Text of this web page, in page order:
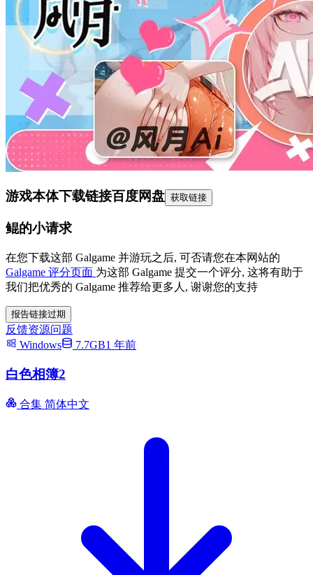
游戏本体下载链接百度网盘 获取链接
鲲的小请求
在您下载这部 Galgame 并游玩之后, 可否请您在本网站的
Galgame 评分页面 为这部 Galgame 提交一个评分, 这将有助于
我们把优秀的 Galgame 推荐给更多人, 谢谢您的支持
报告链接过期
反馈资源问题
Windows
7.7GB1 年前
白色相簿2
合集 简体中文